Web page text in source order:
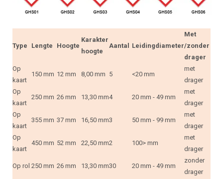
Type Lengte Hoogte
Karakter
hoogte
Aantal Leidingdiameter
Met
/zonder
drager
Op
kaart
150 mm 12 mm 8,00 mm 5 <20 mm
met
drager
Op
kaart
250 mm 26 mm 13,30 mm4 20 mm - 49 mm
met
drager
Op
kaart
355 mm 37 mm 16,50 mm3 50 mm - 99 mm
met
drager
Op
kaart
450 mm 52 mm 22,50 mm2 100> mm
met
drager
Op rol 250 mm 26 mm 13,30 mm30 20 mm - 49 mm
zonder
drager